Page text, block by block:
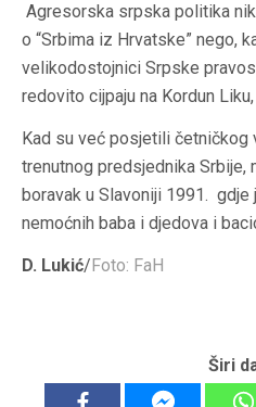
Agresorska srpska politika
o “Srbima iz Hrvatske” nego,
velikodostojnici Srpske
redovito cijpaju na Kordun
Kad su već posjetili četničkog
trenutnog predsjednika Srbije,
boravak u Slavoniji 1991.
nemoćnih baba i djedova i
D. Lukić/Foto: FaH
Širi